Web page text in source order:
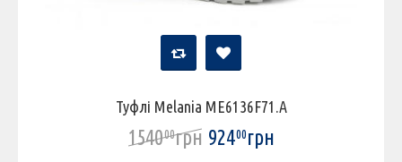
Туфлі Melania ME6136F71.A
154000грн 92400грн